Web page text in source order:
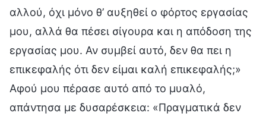
αλλού, όχι μόνο θ’ αυξηθεί ο φόρτος εργασίας
μου, αλλά θα πέσει σίγουρα και η απόδοση της
εργασίας μου. Αν συμβεί αυτό, δεν θα πει η
επικεφαλής ότι δεν είμαι καλή επικεφαλής;»
Αφού μου πέρασε αυτό από το μυαλό,
απάντησα με δυσαρέσκεια: «Πραγματικά δεν